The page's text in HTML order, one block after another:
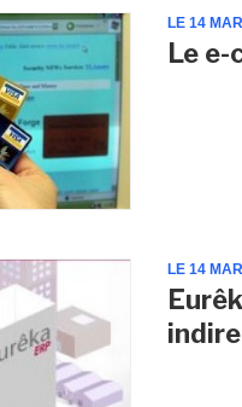
LE 14
Le
LE 14